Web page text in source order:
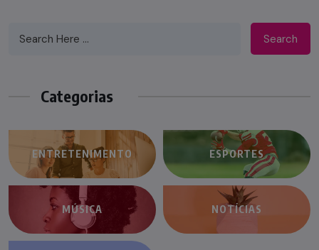
Search
Categorias
ENTRETENIMENTO ESPORTES
MÚSICA NOTÍCIAS